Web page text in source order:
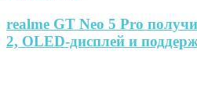
realme GT Neo 5 Pro
2, OLED-дисплей и